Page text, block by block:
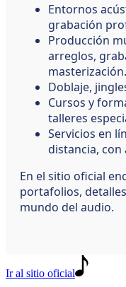
Entornos
grabación
Producción
arreglos,
masterización.
Doblaje,
Cursos y
talleres
Servicios en
distancia, con
En el sitio oficial
portafolios,
mundo del audio.
Ir al sitio oficial